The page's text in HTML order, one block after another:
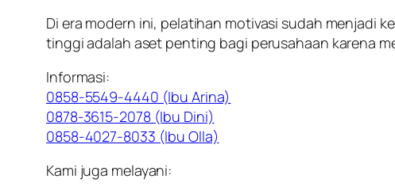
Di era modern ini, pelatihan motivasi sudah menjadi
tinggi adalah aset penting bagi perusahaan karena
Informasi:
0858-5549-4440 (Ibu Arina)
0878-3615-2078 (Ibu Dini)
0858-4027-8033 (Ibu Olla)
Kami juga melayani: